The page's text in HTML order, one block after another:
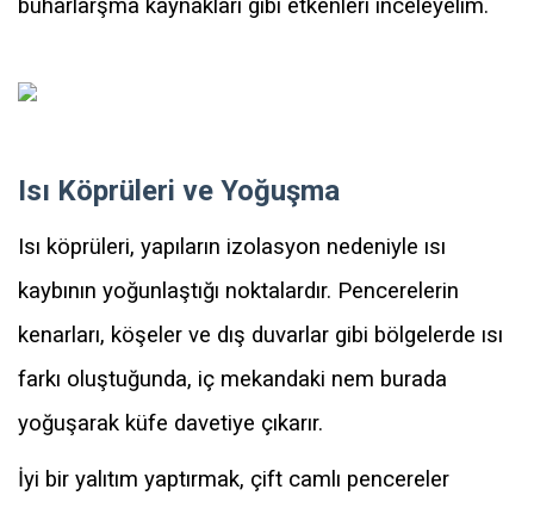
buharlarşma kaynakları gibi etkenleri inceleyelim.
Isı Köprüleri ve Yoğuşma
Isı köprüleri, yapıların izolasyon nedeniyle ısı
kaybının yoğunlaştığı noktalardır. Pencerelerin
kenarları, köşeler ve dış duvarlar gibi bölgelerde ısı
farkı oluştuğunda, iç mekandaki nem burada
yoğuşarak küfe davetiye çıkarır.
İyi bir yalıtım yaptırmak, çift camlı pencereler